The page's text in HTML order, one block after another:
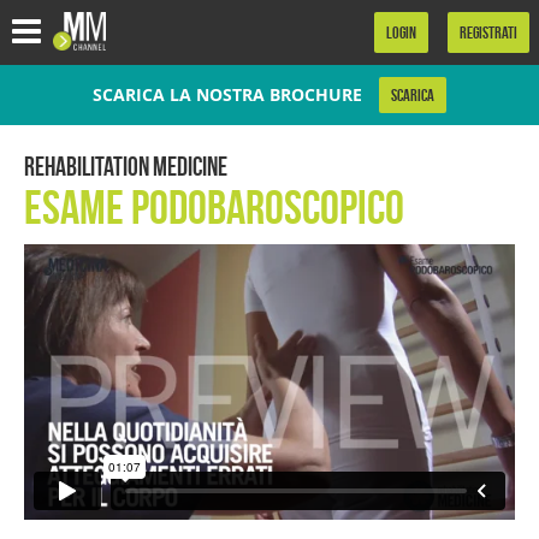
LOGIN REGISTRATI
SCARICA LA NOSTRA BROCHURE SCARICA
Rehabilitation Medicine
Esame Podobaroscopico